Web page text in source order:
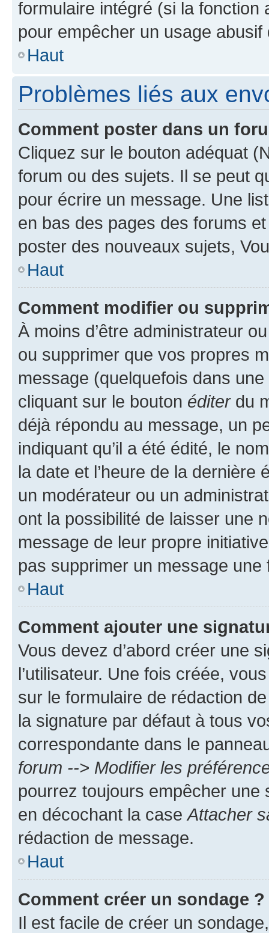
formulaire intégré (si la fonction
pour empêcher un usage
Haut
Problèmes liés aux
Comment poster dans un
Cliquez sur le bouton adéquat
forum ou des sujets. Il se peut
pour écrire un message. Une
en bas des pages des forums
poster des nouveaux sujets,
Haut
Comment modifier ou
À moins d’être administrateur
ou supprimer que vos propres
message (quelquefois dans
cliquant sur le bouton éditerdu
déjà répondu au message, un
indiquant qu’il a été édité, le
la date et l’heure de la dernière
un modérateur ou un
ont la possibilité de laisser une
message de leur propre
pas supprimer un message une
Haut
Comment ajouter une
Vous devez d’abord créer une
l’utilisateur. Une fois créée,
sur le formulaire de rédaction
la signature par défaut à tous
correspondante dans le
forum --> Modifier les
pourrez toujours empêcher une
en décochant la case Attacher
rédaction de message.
Haut
Comment créer un sondage ?
Il est facile de créer un